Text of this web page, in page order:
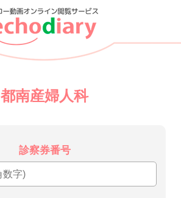
都南産婦人科
診察券番号